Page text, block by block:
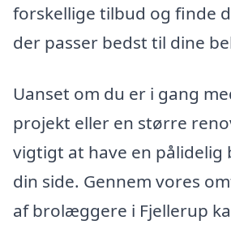
forskellige tilbud og finde
der passer bedst til dine
Uanset om du er i gang
projekt eller en større
vigtigt at have en
din side. Gennem vores
af brolæggere i Fjellerup